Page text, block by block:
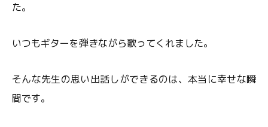
た。
いつもギターを弾きながら歌ってくれました。
そんな先生の思い出話しができるのは、本当に幸せな瞬
間です。